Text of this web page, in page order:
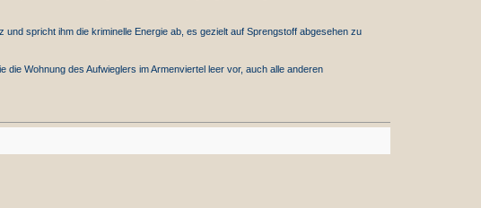
spricht ihm die kriminelle Energie ab, es gezielt auf Sprengstoff abgesehen zu
Wohnung des Aufwieglers im Armenviertel leer vor, auch alle anderen